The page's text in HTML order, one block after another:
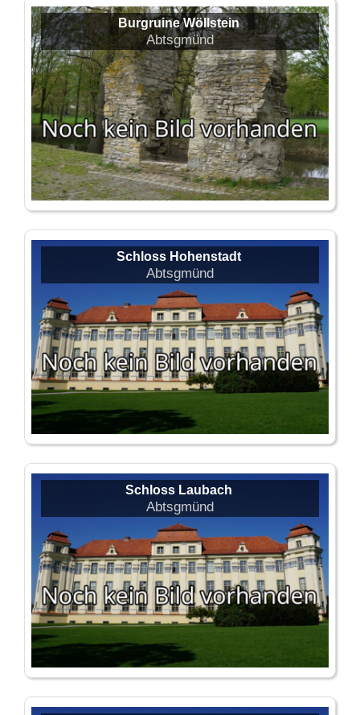
Burgruine Wöllstein
Abtsgmünd
Schloss Hohenstadt
Abtsgmünd
Schloss Laubach
Abtsgmünd